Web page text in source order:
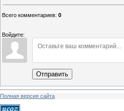
Всего комментариев: 0
Войдите:
Отправить
Полная версия сайта